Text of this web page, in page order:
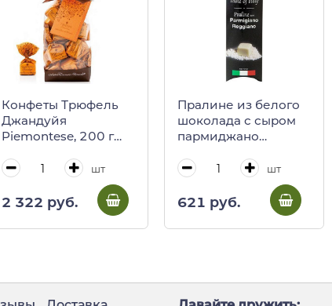
Конфеты Трюфель
Джандуйя
Piemontese, 200 г
шт
2 322 руб.
Пралине из белого
шоколада с сыром
пармиджано
29,4 г
шт
621 руб.